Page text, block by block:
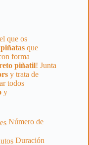
que os
piñatas que
forma
piñatil! Junta
y trata de
todos
y
Número de
Duración